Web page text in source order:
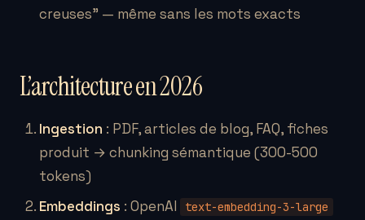
creuses” — même sans les mots exacts
L’architecture en 2026
Ingestion : PDF, articles de blog, FAQ, fiches
produit → chunking sémantique (300-500
tokens)
Embeddings : OpenAI text-embedding-3-large